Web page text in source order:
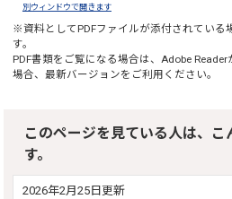
別ウィンドウで開きます
※資料としてPDFファイルが添付されている
す。
PDF書類をご覧になる場合は、 Adobe Reader
場合、最新バージョンをご利用ください。
このページを見ている人は、
す。
2026年2月25日更新